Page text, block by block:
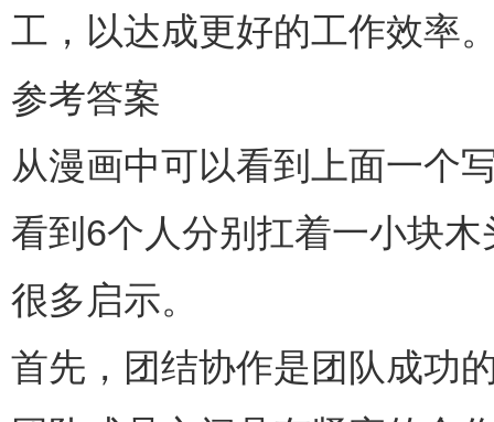
工，以达成更好的工作效率
参考答案
从漫画中可以看到上面一个
看到6个人分别扛着一小块
很多启示。
首先，团结协作是团队成功